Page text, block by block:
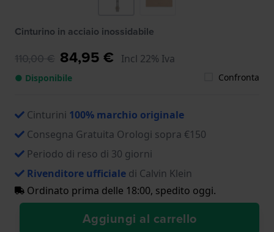
Cinturino in acciaio inossidabile
110,00 € 84,95 € Incl 22% Iva
● Disponibile Confronta
Cinturini 100% marchio originale
Consegna Gratuita Orologi sopra €150
Periodo di reso di 30 giorni
Rivenditore ufficiale di Calvin Klein
Ordinato prima delle 18:00, spedito oggi.
Aggiungi al carrello